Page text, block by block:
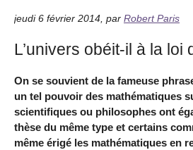
jeudi 6 février 2014 par Robert Paris
L’univers obéit-il à la loi
On se souvient de la fameuse
un tel pouvoir des mathématiques
scientifiques ou philosophes ont
thèse du même type et certains
même érigé les mathématiques en